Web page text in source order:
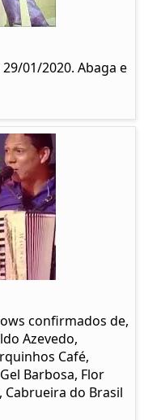
01/2020. Abaga e
confirmados de,
Azevedo,
Café,
Barbosa, Flor
Cabrueira do Brasil